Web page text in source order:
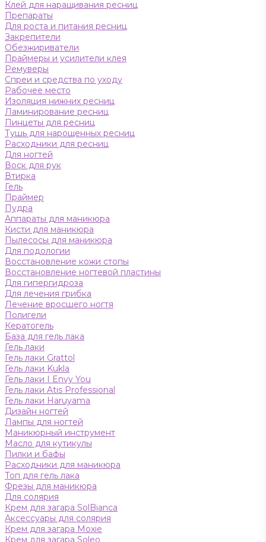
Клей для наращивания ресниц
Препараты
Для роста и питания ресниц
Закрепители
Обезжириватели
Праймеры и усилители клея
Ремуверы
Спреи и средства по уходу
Рабочее место
Изоляция нижних ресниц
Ламинирование ресниц
Пинцеты для ресниц
Тушь для нарощенных ресниц
Расходники для ресниц
Для ногтей
Воск для рук
Втирка
Гель
Праймер
Пудра
Аппараты для маникюра
Кисти для маникюра
Пылесосы для маникюра
Для подологии
Восстановление кожи стопы
Восстановление ногтевой пластины
Для гипергидроза
Для лечения грибка
Лечение вросшего ногтя
Полигели
Кератогель
База для гель лака
Гель лаки
Гель лаки Grattol
Гель лаки Kukla
Гель лаки I Envy You
Гель лаки Atis Professional
Гель лаки Haruyama
Дизайн ногтей
Лампы для ногтей
Маникюрный инструмент
Масло для кутикулы
Пилки и бафы
Расходники для маникюра
Топ для гель лака
Фрезы для маникюра
Для солярия
Крем для загара SolBianca
Аксессуары для солярия
Крем для загара Moxie
Крем для загара Soleo